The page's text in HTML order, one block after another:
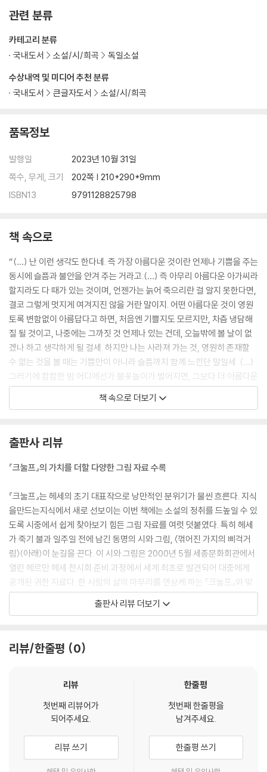
관련 분류
수상내역 및 미디어 추천 분류
국내도서
큰글자도서 소설/시/희곡
카테고리 분류
국내도서
소설/시/희곡 독일소설
품목정보
발행일
2023년 10월 31일
쪽수, 무게, 크기
202쪽 | 210*290*9mm
ISBN13
9791128825798
책 속으로
“(…) 난 이런 생각도 한다네. 즉 가장 아름다운 것이란 언제나 기쁨을 주는
동시에 슬픔과 불안을 안겨 주는 거라고.(…) 즉 아무리 아름다운 아가씨라
할지라도 다 때가 있는 것이며, 언젠가는 늙어 죽으리란 걸 알지 못한다면,
결코 그렇게 멋지게 여겨지진 않을 거란 말이지. 어떤 아름다운 것이 영원
토록 변함없이 아름답다고 하면, 처음엔 기쁠지도 모르지만, 차츰 냉담해
질 될 것이고, 나중에는 그까짓 것 언제나 있는 건데, 오늘밖에 볼 날이 없
겠나 하고 생각하게 될 걸세. 하지만 나는 사라져 가는 것, 영원히 존재할
수 없는 것을 볼 때는 기쁨만이 아니라 슬픔까지 함께 느낀단 말일세. (…)
그러기에 캄캄한 밤 어디에선가 불꽃놀이가 벌어지면, 그보다 더 아름다운
것은 없다는 생각이 든다네. 암흑 속에 공중으로 높이 날아올라 가는 초록
빛과 푸른빛의 불꽃들은 가장 아름다워질 무렵에 작은 포물선을 그리며 사
보다 훨씬 아름다운 것일세. 그렇지 않은가?”
없지. 두 사람이 서로 가까이 다가가서, 서로 이야기도 하고 가까이 붙어 있
을 수는 있어. 하지만 그들의 영혼은 꽃과 같아서 각각 제자리에 뿌리박고
있어서, 어떤 영혼도 다른 곳으로 옮겨 갈 수가 없다네. 그렇지 않으면 자기
뿌리에서 떨어져 나와야만 하는데, 그것은 불가능한 일이지. 꽃들은 서로
가까이하기 위해 향기와 씨를 보내고 있어. 그러나 씨가 올바른 곳을 찾아
가도록 꽃이 할 수 있는 일은 아무것도 없어. 그것은 바람이 하는 일이지.
바람은 자기 좋을 대로, 마음대로 이리저리 돌아다니거든.”
보아라! 나는 너를 있는 그대로밖에는 달리 사용할 수가 없었노라. 나의 이
름으로 너는 방랑했고, 정착해 사는 사람들에게 언제나 자유에로의 향수를
상 사람들의 웃음거리가 되기도 했노라. 그것은 바로 내 자신이 네 속에서
고 겪었던 모든 괴로움에는 내가 너와 함께 체험하지 않은 것이 아무것도
--- 본문 중에서
책 속으로 더보기
출판사 리뷰
『크눌프』의 가치를 더할 다양한 그림 자료 수록
『크눌프』는 헤세의 초기 대표작으로 낭만적인 분위기가 물씬 흐른다. 지식
을만드는지식에서 새로 선보이는 이번 책에는 소설의 정취를 드높일 수 있
도록 시중에서 쉽게 찾아보기 힘든 그림 자료를 여럿 덧붙였다. 특히 헤세
가 죽기 불과 일주일 전에 남긴 동명의 시와 그림, 〈꺾어진 가지의 삐걱거
림〉(아래)이 눈길을 끈다. 이 시와 그림은 2000년 5월 세종문화회관에서
열린 헤르만 헤세 전시회 준비 과정에서 세계 최초로 발견되어 대중에게
공개된 귀한 자료다. 한 사람의 삶의 마무리를 연상케 하는 『크눌프』와 맞
물려 독자들의 정서를 더욱 고취시킬 것이다.
소설 본문에는 1922년 주어캄프사 판본에 실린 카를 발저(Karl Walser, 1
설가 로베르트 발저의 형으로 당대 무대미술가이자 화가로 이름을 날린 인
으로 더 깊이 빠져들 수 있도록 했다.
헤세의 분신, 크눌프
1907∼1914년에 쓰여 1915년에 발표된『크눌프』는 헤세의 초기 대표작
출판사 리뷰 더보기
리뷰/한줄평 0
리뷰
첫번째 리뷰어가
되어주세요.
리뷰 쓰기
한줄평
첫번째 한줄평을
남겨주세요.
한줄평 쓰기